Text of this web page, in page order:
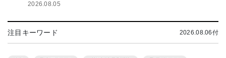
2026.08.05
注目キーワード 2026.08.06付